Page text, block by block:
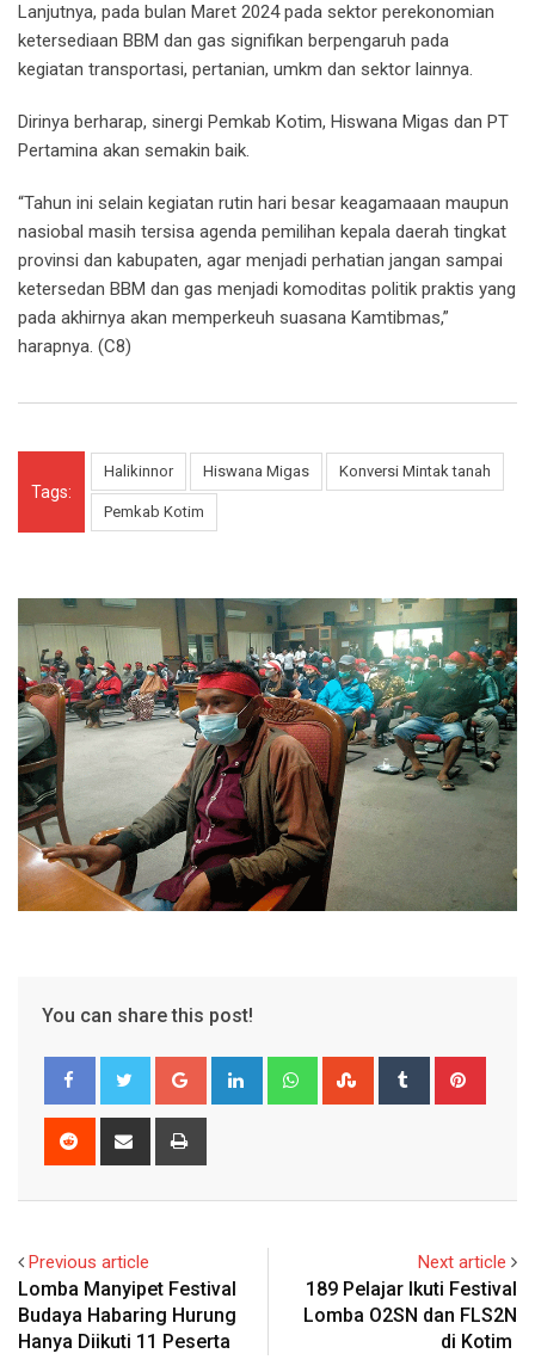
Lanjutnya, pada bulan Maret 2024 pada sektor perekonomian
ketersediaan BBM dan gas signifikan berpengaruh pada
kegiatan transportasi, pertanian, umkm dan sektor lainnya.
Dirinya berharap, sinergi Pemkab Kotim, Hiswana Migas dan PT
Pertamina akan semakin baik.
“Tahun ini selain kegiatan rutin hari besar keagamaaan maupun
nasiobal masih tersisa agenda pemilihan kepala daerah tingkat
provinsi dan kabupaten, agar menjadi perhatian jangan sampai
ketersedan BBM dan gas menjadi komoditas politik praktis yang
pada akhirnya akan memperkeuh suasana Kamtibmas,”
harapnya. (C8)
Tags:
Halikinnor Hiswana Migas Konversi Mintak tanah
Pemkab Kotim
You can share this post!
Google+ LinkedIn WhatsappStumbleUpon
Tumblr
Reddit
Share
Previous article
Lomba Manyipet Festival
Budaya Habaring Hurung
Hanya Diikuti 11 Peserta
Next article
189 Pelajar Ikuti Festival
Lomba O2SN dan FLS2N
di Kotim